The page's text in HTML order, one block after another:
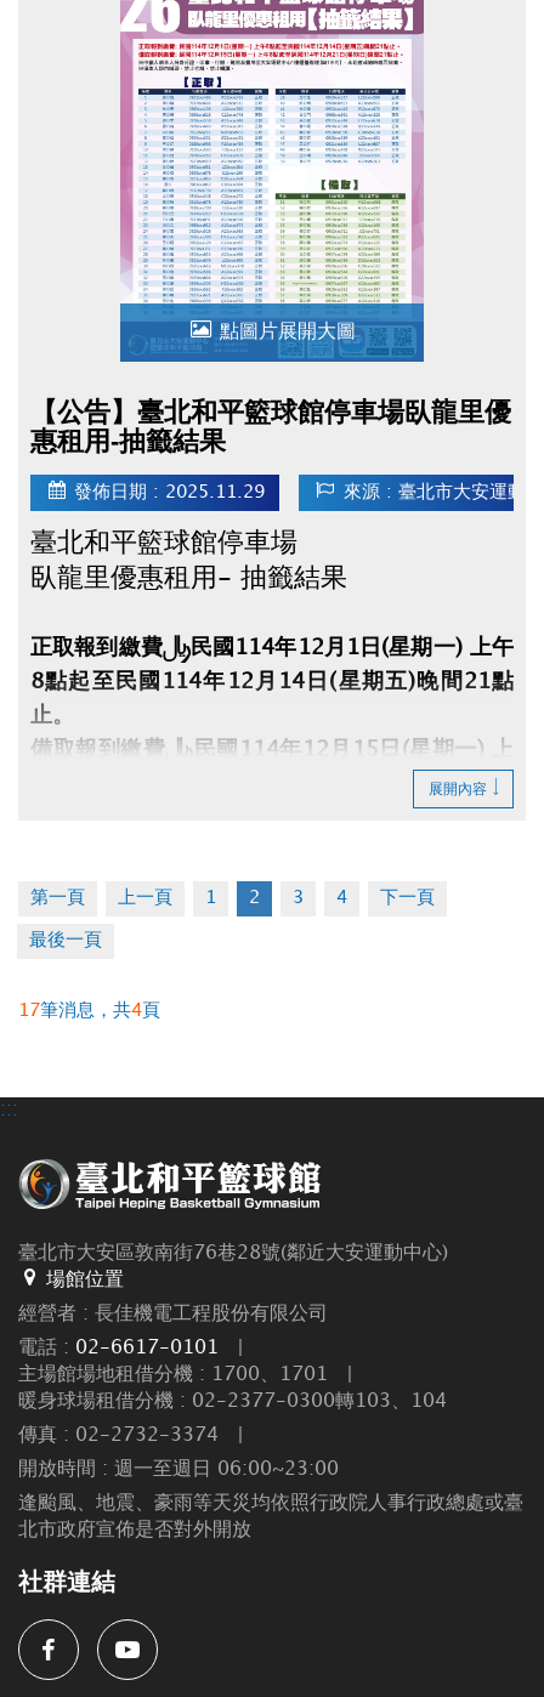
點圖片展開大圖
【公告】臺北和平籃球館停車場臥龍里優
惠租用-抽籤結果
發佈日期 : 2025.11.29 來源 : 臺北市大安運動
臺北和平籃球館停車場
臥龍里優惠租用- 抽籤結果
正取報到繳費：民國114年12月1日(星期一) 上午
8點起至民國114年12月14日(星期五)晚間21點
止。
備取報到繳費：民國114年12月15日(星期一) 上
午8點起至民國114年12月21日(星期日)晚間21點
※中籤人須本人持身分證、印章、行照、駕照及費
用至大安運動中心1樓櫃檯辦理(缺1不可)，未到者
或逾時視同放棄。
展開內容
第一頁 上一頁 1 2 3 4 下一頁
最後一頁
17筆消息，共4 頁
:::
臺北市大安區敦南街76巷28號(鄰近大安運動中心)
場館位置
經營者 : 長佳機電工程股份有限公司
電話 : 02-6617-0101
主場館場地租借分機 : 1700、1701
暖身球場租借分機 : 02-2377-0300轉103、104
傳真 : 02-2732-3374
開放時間 : 週一至週日 06:00~23:00
逢颱風、地震、豪雨等天災均依照行政院人事行政總處或臺
北市政府宣佈是否對外開放
社群連結
FacebookYoutube